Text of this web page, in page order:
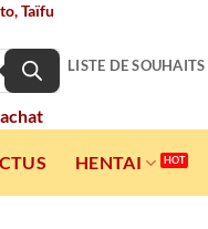
Taïfu
LISTE DE SOUHAITS
HENTAI